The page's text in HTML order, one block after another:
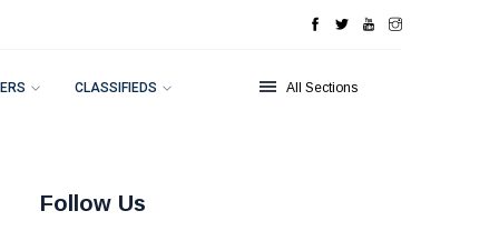
CLASSIFIEDS All Sections
Follow Us